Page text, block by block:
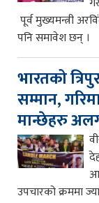
पूर्व मुख्यमन्त्री
पनि समावेश छन् ।
भारतको
सम्मान,
मान्छेहरु
उपचारको क्रममा